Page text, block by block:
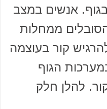
אנשים במצב
ממחלות
קור בעוצמה
הגוף
להלן חלק